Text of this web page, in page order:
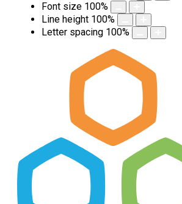
Font size 100%
Line height 100%
Letter spacing 100%